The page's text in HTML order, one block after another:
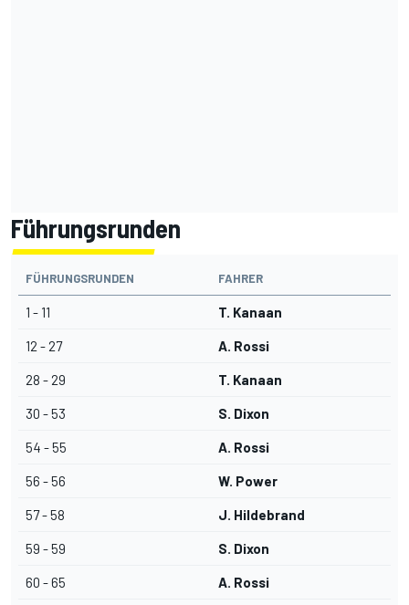
Führungsrunden
FÜHRUNGSRUNDEN FAHRER
1 - 11 T. Kanaan
12 - 27 A. Rossi
28 - 29 T. Kanaan
30 - 53 S. Dixon
54 - 55 A. Rossi
56 - 56 W. Power
57 - 58 J. Hildebrand
59 - 59 S. Dixon
60 - 65 A. Rossi